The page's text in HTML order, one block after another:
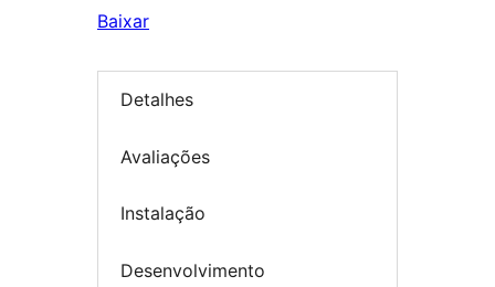
Baixar
Detalhes
Avaliações
Instalação
Desenvolvimento